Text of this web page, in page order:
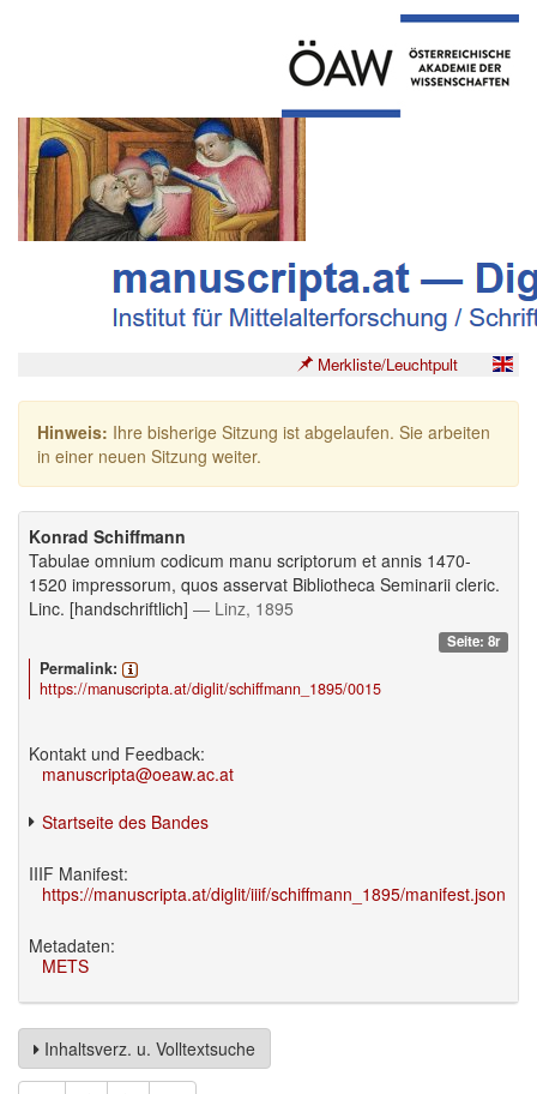
Merkliste/Leuchtpult
Hinweis: Ihre bisherige Sitzung ist abgelaufen. Sie arbeiten
in einer neuen Sitzung weiter.
Konrad Schiffmann
Tabulae omnium codicum manu scriptorum et annis 1470-
1520 impressorum, quos asservat Bibliotheca Seminarii cleric.
Linc. [handschriftlich] — Linz, 1895
Seite: 8r
Permalink:
https://manuscripta.at/diglit/schiffmann_1895/0015
Kontakt und Feedback:
manuscripta@oeaw.ac.at
Startseite des Bandes
IIIF Manifest:
https://manuscripta.at/diglit/iiif/schiffmann_1895/manifest.json
Metadaten:
METS
Inhaltsverz. u. Volltextsuche